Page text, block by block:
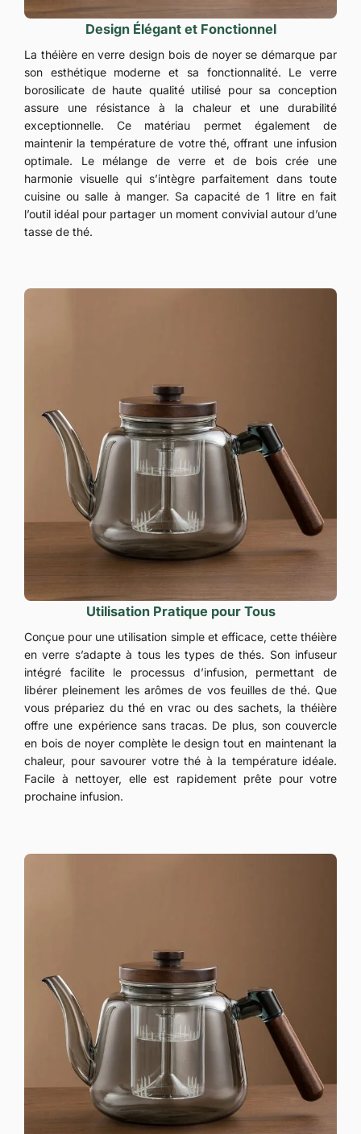
Design Élégant et Fonctionnel
La théière en verre design bois de noyer se démarque par
son esthétique moderne et sa fonctionnalité. Le verre
borosilicate de haute qualité utilisé pour sa conception
assure une résistance à la chaleur et une durabilité
exceptionnelle. Ce matériau permet également de
maintenir la température de votre thé, offrant une infusion
optimale. Le mélange de verre et de bois crée une
harmonie visuelle qui s’intègre parfaitement dans toute
cuisine ou salle à manger. Sa capacité de 1 litre en fait
l’outil idéal pour partager un moment convivial autour d’une
tasse de thé.
Utilisation Pratique pour Tous
Conçue pour une utilisation simple et efficace, cette théière
en verre s’adapte à tous les types de thés. Son infuseur
intégré facilite le processus d’infusion, permettant de
libérer pleinement les arômes de vos feuilles de thé. Que
vous prépariez du thé en vrac ou des sachets, la théière
offre une expérience sans tracas. De plus, son couvercle
en bois de noyer complète le design tout en maintenant la
chaleur, pour savourer votre thé à la température idéale.
Facile à nettoyer, elle est rapidement prête pour votre
prochaine infusion.